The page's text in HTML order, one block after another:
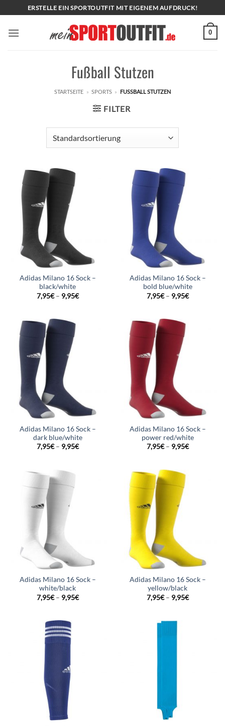
Inhalt
springen
ERSTELLE EIN SPORTOUTFIT MIT EIGENEM AUFDRUCK!
0
Fußball Stutzen
STARTSEITE » SPORTS » FUSSBALL STUTZEN
FILTER
Adidas Milano 16 Sock –
black/white
7,95€– 9,95€
Adidas Milano 16 Sock –
bold blue/white
7,95€– 9,95€
Adidas Milano 16 Sock –
dark blue/white
7,95€– 9,95€
Adidas Milano 16 Sock –
power red/white
7,95€– 9,95€
Adidas Milano 16 Sock –
white/black
7,95€– 9,95€
Adidas Milano 16 Sock –
yellow/black
7,95€– 9,95€